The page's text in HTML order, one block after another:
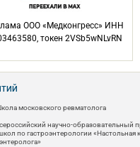
ООО «Медконгресс» ИНН
токен 2VSb5wNLvRN
московского ревматолога
научно-образовательный
по гастроэнтерологии «Настольная